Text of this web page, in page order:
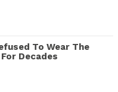
To Wear The
Decades